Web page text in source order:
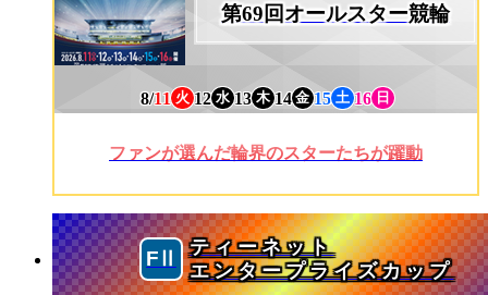
第69回オールスター競輪
8/11 火 12 水 13 木 14 金 15 土 16 日
ファンが選んだ輪界のスターたちが躍動
ティーネット
エンタープライズカップ